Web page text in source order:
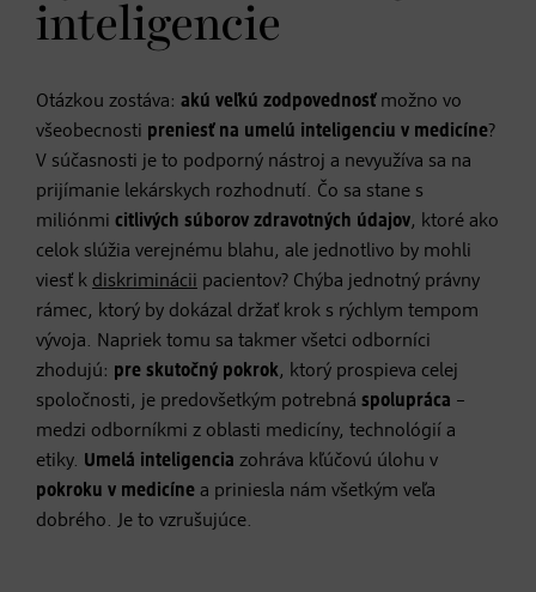
inteligencie
Otázkou zostáva: akú veľkú zodpovednosťmožno vo
všeobecnosti preniesť na umelú inteligenciu v medicíne?
V súčasnosti je to podporný nástroj a nevyužíva sa na
prijímanie lekárskych rozhodnutí. Čo sa stane s
miliónmi citlivých súborov zdravotných údajov, ktoré ako
celok slúžia verejnému blahu, ale jednotlivo by mohli
viesť k diskriminácii pacientov? Chýba jednotný právny
rámec, ktorý by dokázal držať krok s rýchlym tempom
vývoja. Napriek tomu sa takmer všetci odborníci
zhodujú: pre skutočný pokrok, ktorý prospieva celej
spoločnosti, je predovšetkým potrebná spolupráca –
medzi odborníkmi z oblasti medicíny, technológií a
etiky. Umelá inteligencia zohráva kľúčovú úlohu v
pokroku v medicíne a priniesla nám všetkým veľa
dobrého. Je to vzrušujúce.